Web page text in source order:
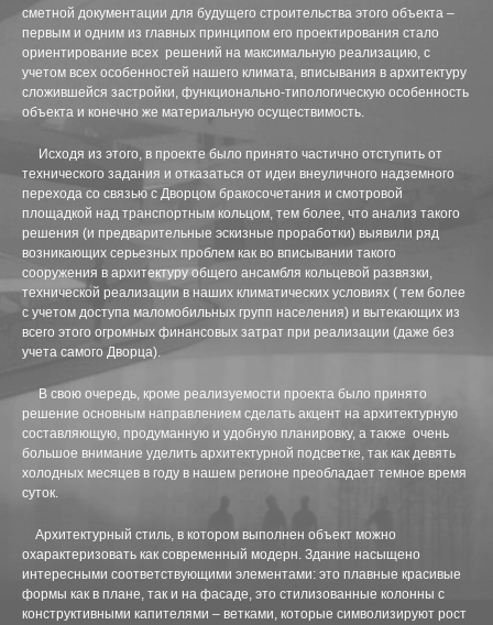
РЕКОНСТРУКЦИЯ МАГАЗИНА ПО УЛ. СЕВЕРНАЯ,
РЕКОНСТРУКЦИЯ МАГАЗИНА "ЛИЛИЯ" ПОД
РЕКОНСТРУКЦИЯ НЕЗАВЕРШЕННОГО ОБЪЕКТА
ТОРГОВЫЙ ЦЕНТР "ДОМАШНИЙ" В СТАРОМ
МНОГОФУНКЦИОНАЛЬНЫЕ КОМПЛЕКСЫ
ТРЦ В ТЮМЕНИ НА УЛ ЩЕРБАКОВА
ЭСКИЗНЫЕ ПРОЕКТЫ, КОНЦЕПЦИИ
ЭСКИЗНЫЙ ПРОЕКТ РЕКОНСТРУКЦИИ ДК ОКТЯБРЬ
ЭСКИЗНЫЙ ПРОЕКТ-КОНЦЕПЦИЯ РЕКОНСТРУКЦИИ
ЭСКИЗНЫЙ ПРОЕКТ-КОНЦЕПЦИЯ
ЭСКИЗНЫЙ ПРОЕКТ РЕКОНСТРУКЦИИ
РЕКОНСТРУКЦИЯ СКЛАДА ПОД ТОРГОВЫЙ
сметной документации для будущего строительства этого объекта –
первым и одним из главных принципом его проектирования стало
ориентирование всех решений на максимальную реализацию, с
учетом всех особенностей нашего климата, вписывания в архитектуру
сложившейся застройки, функционально-типологическую особенность
объекта и конечно же материальную осуществимость.
Исходя из этого, в проекте было принято частично отступить от
технического задания и отказаться от идеи внеуличного надземного
перехода со связью с Дворцом бракосочетания и смотровой
площадкой над транспортным кольцом, тем более, что анализ такого
решения (и предварительные эскизные проработки) выявили ряд
возникающих серьезных проблем как во вписывании такого
сооружения в архитектуру общего ансамбля кольцевой развязки,
технической реализации в наших климатических условиях ( тем более
с учетом доступа маломобильных групп населения) и вытекающих из
всего этого огромных финансовых затрат при реализации (даже без
учета самого Дворца).
В свою очередь, кроме реализуемости проекта было принято
решение основным направлением сделать акцент на архитектурную
составляющую, продуманную и удобную планировку, а также очень
большое внимание уделить архитектурной подсветке, так как девять
холодных месяцев в году в нашем регионе преобладает темное время
суток.
Архитектурный стиль, в котором выполнен объект можно
охарактеризовать как современный модерн. Здание насыщено
интересными соответствующими элементами: это плавные красивые
формы как в плане, так и на фасаде, это стилизованные колонны с
конструктивными капителями – ветками, которые символизируют рост